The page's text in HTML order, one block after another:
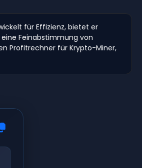
für Effizienz, bietet er
Feinabstimmung von
Profitrechner für Krypto-Miner,